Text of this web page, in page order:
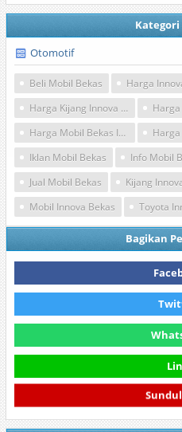
Kategori
Otomotif
Beli Mobil Bekas
Harga
Harga Kijang Innova Bekas
Harga Mobil Bekas Innova
Iklan Mobil Bekas
Info Mobil
Jual Mobil Bekas
Kijang
Mobil Innova Bekas
Toyota
Bagikan